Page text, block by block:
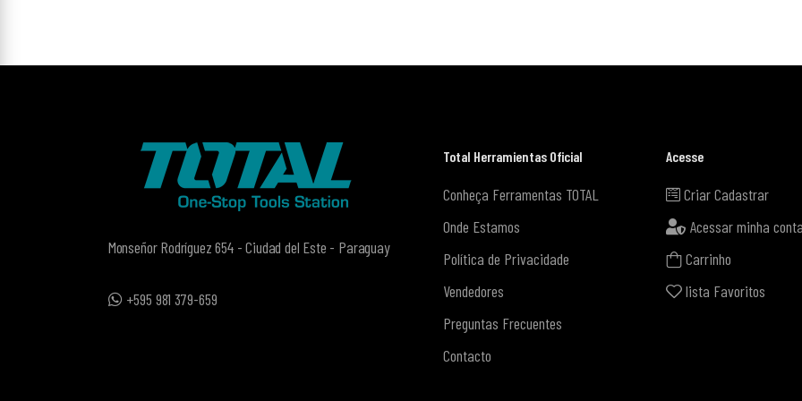
Monseñor Rodríguez 654 - Ciudad del Este - Paraguay
+595 981 379-659
Total Herramientas Oficial
Conheça Ferramentas TOTAL
Onde Estamos
Política de Privacidade
Vendedores
Preguntas Frecuentes
Contacto
Acesse
Criar Cadastrar
Acessar minha
Carrinho
lista Favoritos